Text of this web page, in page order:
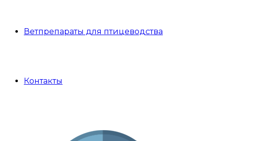
Ветпрепараты для птицеводства
Контакты